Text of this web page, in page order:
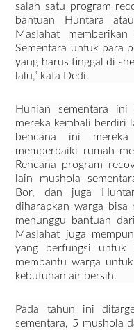
salah satu program
bantuan Huntara
Maslahat
Sementara untuk para
yang harus tinggal di
lalu,” kata Dedi.
Hunian sementara ini
mereka kembali berdiri
bencana ini
memperbaiki rumah
Rencana program
lain mushola
Bor, dan juga
diharapkan warga bisa
menunggu bantuan
Maslahat juga
yang berfungsi untuk
membantu warga
kebutuhan air bersih.
Pada tahun ini
sementara, 5 mushola